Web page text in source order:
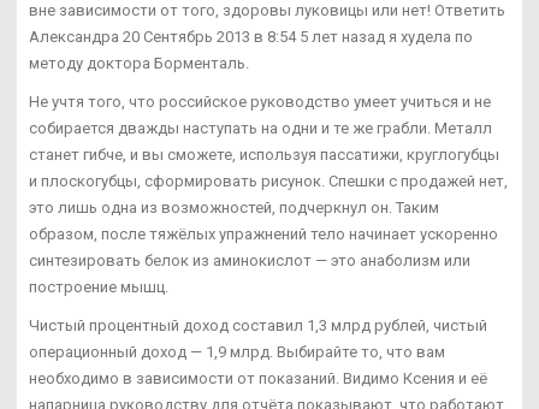
вне зависимости от того, здоровы луковицы или нет! Ответить
Александра 20 Сентябрь 2013 в 8:54 5 лет назад я худела по
методу доктора Борменталь.
Не учтя того, что российское руководство умеет учиться и не
собирается дважды наступать на одни и те же грабли. Металл
станет гибче, и вы сможете, используя пассатижи, круглогубцы
и плоскогубцы, сформировать рисунок. Спешки с продажей нет,
это лишь одна из возможностей, подчеркнул он. Таким
образом, после тяжёлых упражнений тело начинает ускоренно
синтезировать белок из аминокислот — это анаболизм или
построение мышц.
Чистый процентный доход составил 1,3 млрд рублей, чистый
операционный доход — 1,9 млрд. Выбирайте то, что вам
необходимо в зависимости от показаний. Видимо Ксения и её
напарница руководству для отчёта показывают, что работают.